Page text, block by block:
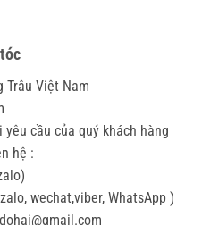
Trâu Việt Nam
cầu của quý khách hàng
hệ :
wechat,viber, WhatsApp )